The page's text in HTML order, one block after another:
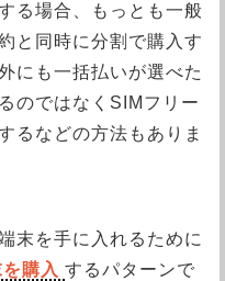
る場合、もっとも一般
と同時に分割で購入す
にも一括払いが選べた
のではなくSIMフリー
るなどの方法もありま
末を手に入れるために
購入 するパターンで